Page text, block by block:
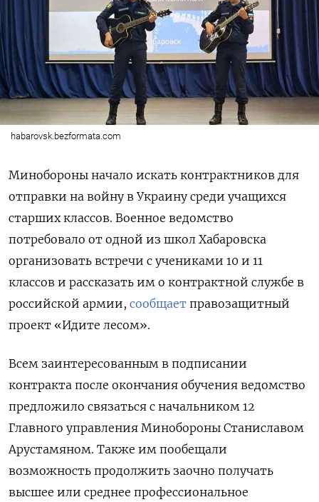
habarovsk.bezformata.com
Минобороны начало искать контрактников для
отправки на войну в Украину среди учащихся
старших классов. Военное ведомство
потребовало от одной из школ Хабаровска
организовать встречи с учениками 10 и 11
классов и рассказать им о контрактной службе в
российской армии, сообщает правозащитный
проект «Идите лесом».
Всем заинтересованным в подписании
контракта после окончания обучения ведомство
предложило связаться с начальником 12
Главного управления Минобороны Станиславом
Арустамяном. Также им пообещали
возможность продолжить заочно получать
высшее или среднее профессиональное